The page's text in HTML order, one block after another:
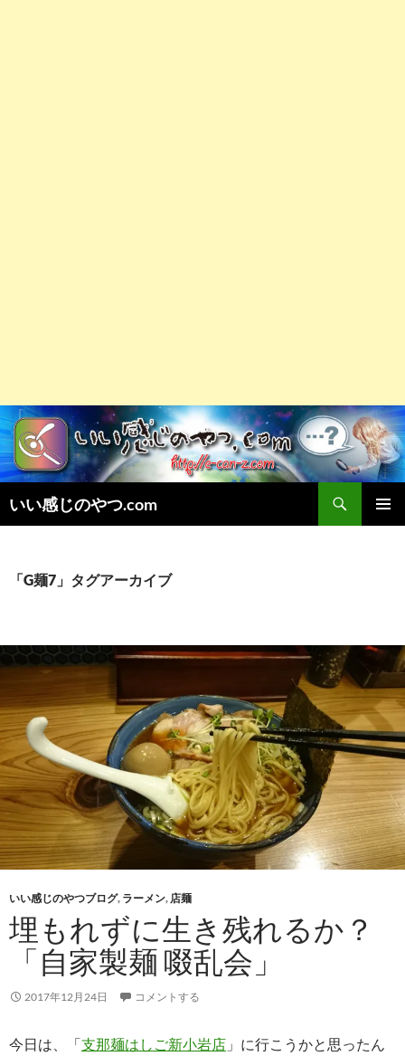
いい感じのやつ.com
索
ン
キ
ッ
「G麺7」タグアーカイブ
いい感じのやつブログ, ラーメン, 店麺
埋もれずに生き残れるか？
「自家製麺 啜乱会」
2017年12月24日 コメントする
今日は、「支那麺はしご新小岩店 」に行こうかと思ったん